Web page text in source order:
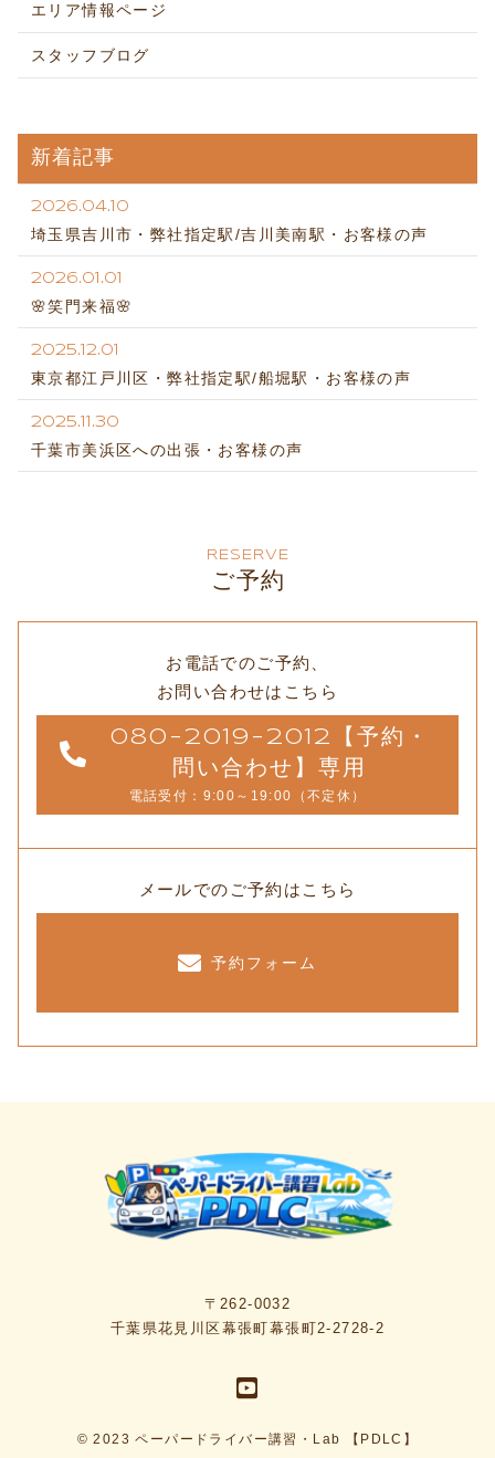
エリア情報ページ
スタッフブログ
新着記事
2026.04.10
埼玉県吉川市・弊社指定駅/吉川美南駅・お客様の声
2026.01.01
🌸笑門来福🌸
2025.12.01
東京都江戸川区・弊社指定駅/船堀駅・お客様の声
2025.11.30
千葉市美浜区への出張・お客様の声
RESERVE
ご予約
お電話でのご予約、
お問い合わせはこちら
080-2019-2012【予約・
問い合わせ】専用
電話受付：9:00～19:00（不定休）
メールでのご予約はこちら
予約フォーム
〒262-0032
千葉県花見川区幕張町幕張町2-2728-2
© 2023 ペーパードライバー講習・Lab 【PDLC】